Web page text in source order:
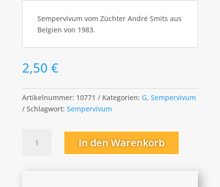
Sempervivum vom Züchter André Smits aus
Belgien von 1983.
2,50 €
Artikelnummer: 10771 Kategorien: G, Sempervivum
Schlagwort: Sempervivum
Dame
In den Warenkorb